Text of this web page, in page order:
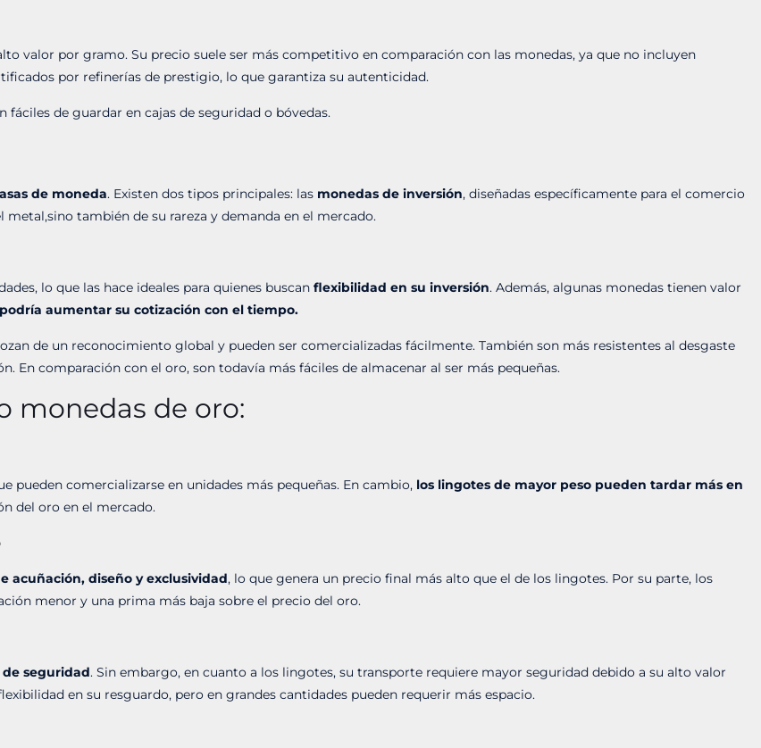
valor por gramo. Su precio suele ser más competitivo en comparación con las monedas, ya que no incluyen
por refinerías de prestigio, lo que garantiza su autenticidad.
de guardar en cajas de seguridad o bóvedas.
de moneda. Existen dos tipos principales: las monedas de inversión, diseñadas específicamente para el comercio
metal,sino también de su rareza y demanda en el mercado.
lo que las hace ideales para quienes buscanflexibilidad en su inversión. Además, algunas monedas tienen valor
podría aumentar su cotización con el tiempo.
de un reconocimiento global y pueden ser comercializadas fácilmente. También son más resistentes al desgaste
En comparación con el oro, son todavía más fáciles de almacenar al ser más pequeñas.
monedas de oro:
pueden comercializarse en unidades más pequeñas. En cambio, los lingotes de mayor peso pueden tardar más en
del oro en el mercado.
acuñación, diseño y exclusividad, lo que genera un precio final más alto que el de los lingotes. Por su parte, los
menor y una prima más baja sobre el precio del oro.
de seguridad. Sin embargo, en cuanto a los lingotes, su transporte requiere mayor seguridad debido a su alto valor
en su resguardo, pero en grandes cantidades pueden requerir más espacio.